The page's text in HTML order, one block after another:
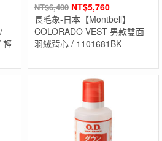
輕
NT$6,400 NT$5,760
長毛象-日本【Montbell】
COLORADO VEST 男款雙面
羽絨背心 / 1101681BK